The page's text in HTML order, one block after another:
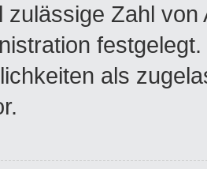
zulässige Zahl
als